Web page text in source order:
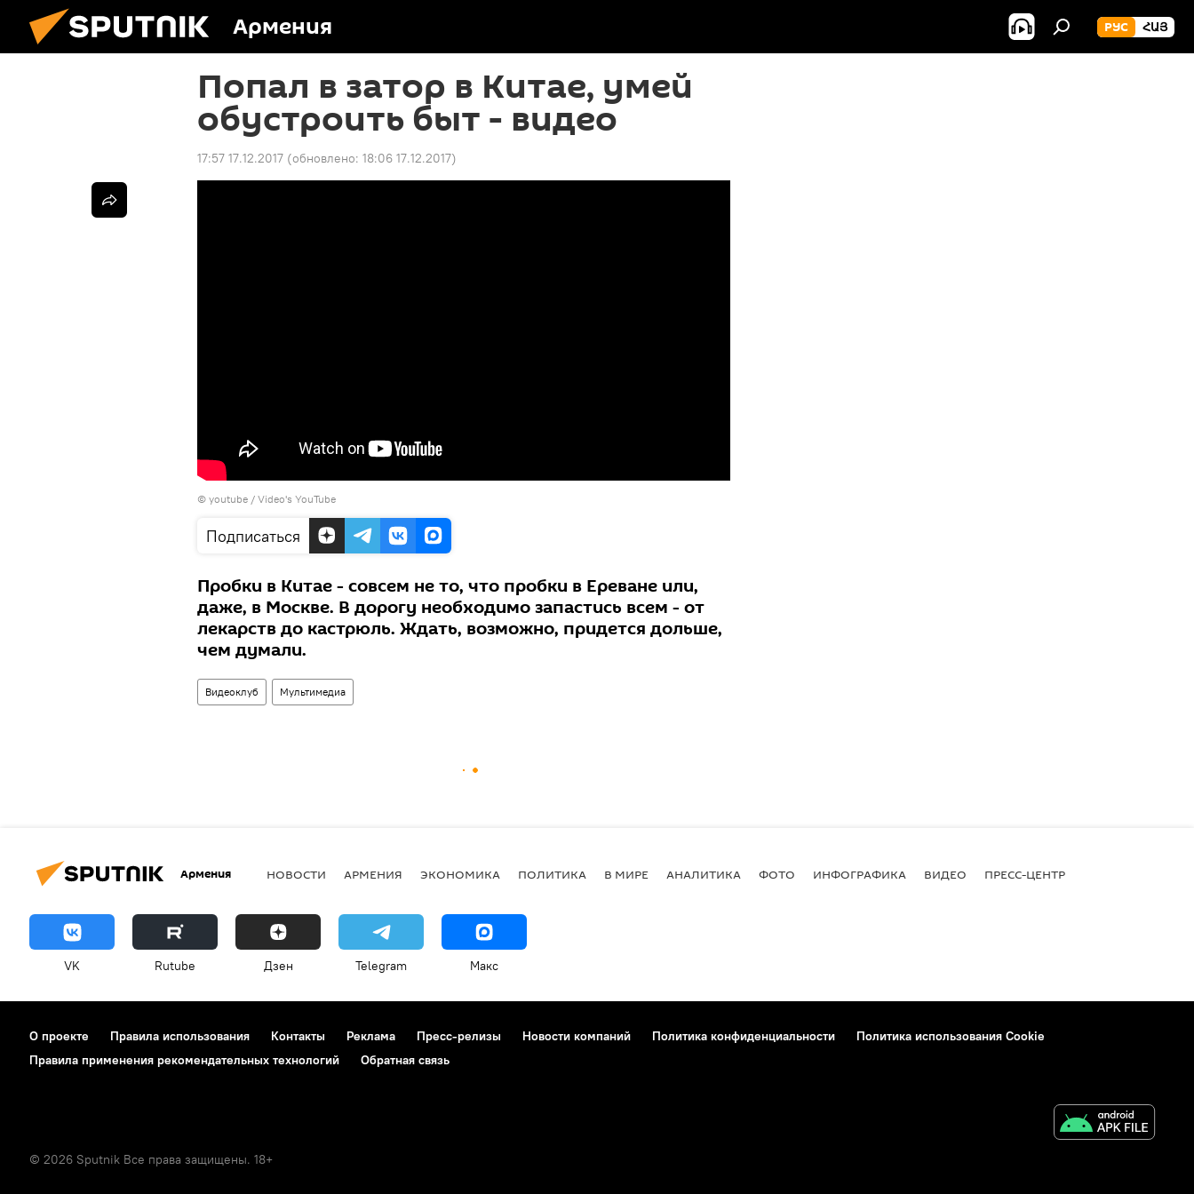
Армения РУС ՀԱՅ
Попал в затор в Китае, умей
обустроить быт - видео
17:57 17.12.2017 (обновлено: 18:06 17.12.2017)
© youtube / Video's YouTube
Подписаться
Пробки в Китае - совсем не то, что пробки в Ереване или,
даже, в Москве. В дорогу необходимо запастись всем - от
лекарств до кастрюль. Ждать, возможно, придется дольше,
чем думали.
Видеоклуб Мультимедиа
Армения НОВОСТИ АРМЕНИЯ ЭКОНОМИКА ПОЛИТИКА В МИРЕ АНАЛИТИКА ФОТО ИНФОГРАФИКА ВИДЕО ПРЕСС-ЦЕНТР
VK Rutube Дзен Telegram Макс
О проекте Правила использования Контакты Реклама Пресс-релизы Новости компаний Политика конфиденциальности
Политика использования Cookie
Правила применения рекомендательных технологий
Обратная связь
© 2026 Sputnik Все права защищены. 18+